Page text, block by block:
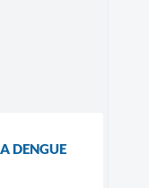
DENGUE